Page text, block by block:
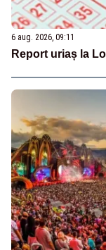
6 aug. 2026, 09:11
Report uriaș la